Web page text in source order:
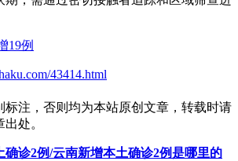
19例
43414.html
标注，否则均为本站原创文章，转载时请
处。
确诊2例/云南新增本土确诊2例是哪里的